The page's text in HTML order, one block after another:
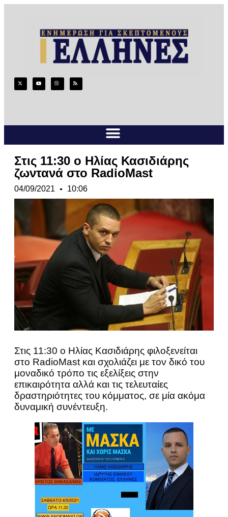
Στις 11:30 ο Ηλίας Κασιδιάρης
ζωντανά στο RadioMast
04/09/2021 10:06
Στις 11:30 ο Ηλίας Κασιδιάρης φιλοξενείται
στο RadioMast και σχολιάζει με τον δικό του
μοναδικό τρόπο τις εξελίξεις στην
επικαιρότητα αλλά και τις τελευταίες
δραστηριότητες του κόμματος, σε μία ακόμα
δυναμική συνέντευξη.